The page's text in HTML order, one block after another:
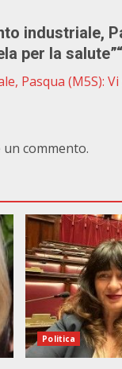
industriale,
per la salute”“
Pasqua (M5S):
commento.
Politica